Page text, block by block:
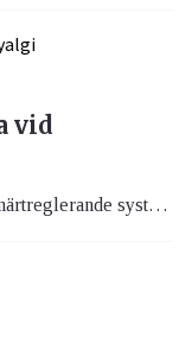
vid
Fibromyalgi är en störning i kroppens smärtreglerande system, vilket kan skapa smärta och ökad smärtkänslighet. Men träning och rörelse kan hjälpa och här berättar Majja Lund, legitimerad fysioterapeut och yogalärare mer om diagnosen och hur man kan planera sin träning för en vardag med mindre smärta.